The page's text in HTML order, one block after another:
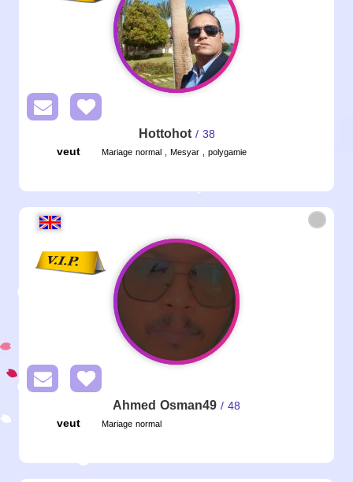
Hottohot / 38
veut
Mariage normal , Mesyar , polygamie
Ahmed Osman49/ 48
veut
Mariage normal